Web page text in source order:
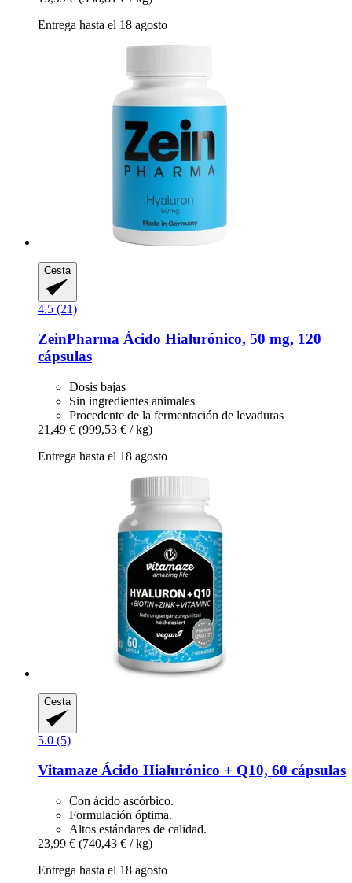
Entrega hasta el 18 agosto
Cesta
4.5 (21)
ZeinPharma Ácido Hialurónico, 50 mg, 120
cápsulas
Dosis bajas
Sin ingredientes animales
Procedente de la fermentación de levaduras
21,49 € (999,53 € / kg)
Entrega hasta el 18 agosto
Cesta
5.0 (5)
Vitamaze Ácido Hialurónico + Q10, 60 cápsulas
Con ácido ascórbico.
Formulación óptima.
Altos estándares de calidad.
23,99 € (740,43 € / kg)
Entrega hasta el 18 agosto